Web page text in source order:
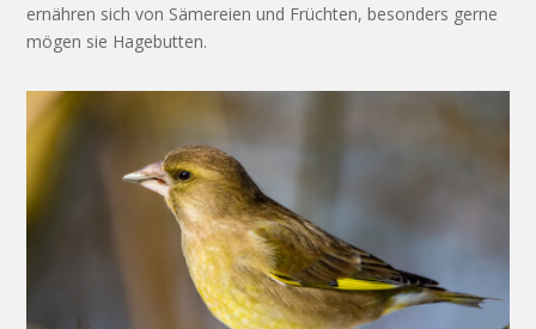
ernähren sich von Sämereien und Früchten, besonders gerne
mögen sie Hagebutten.